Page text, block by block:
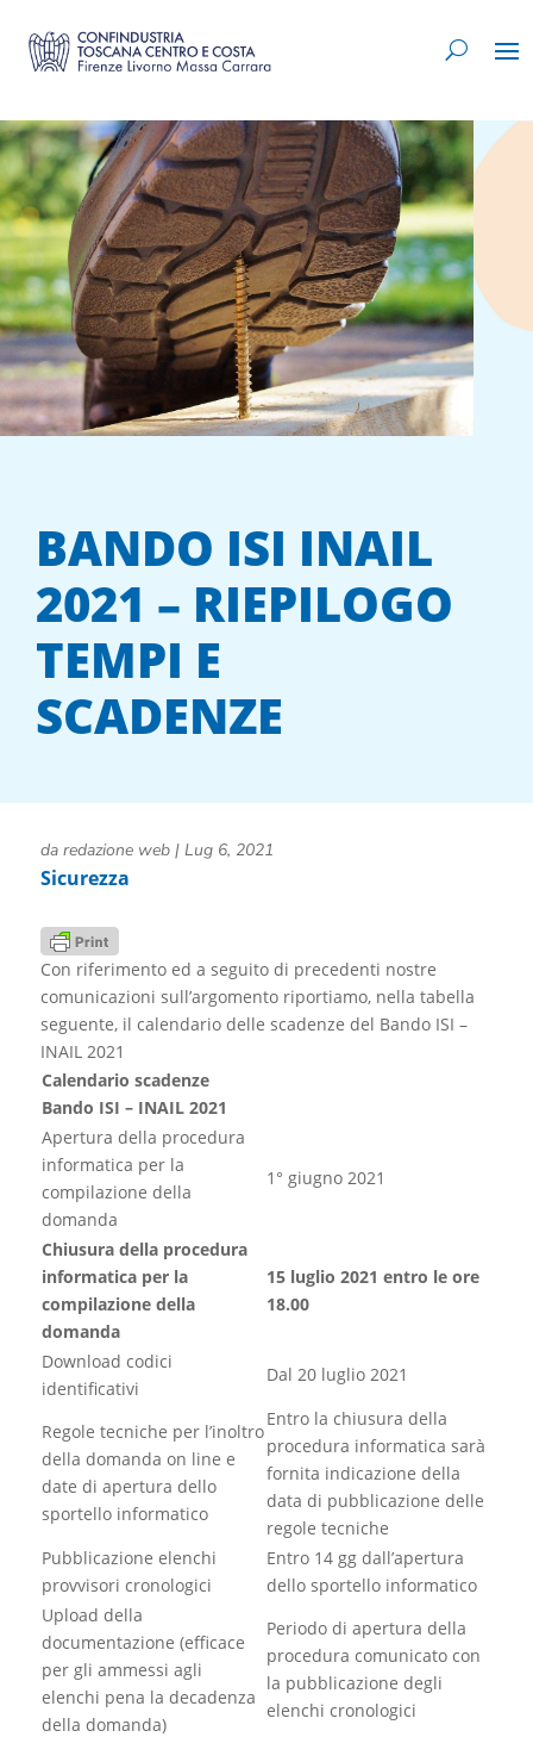
BANDO ISI INAIL
2021 – RIEPILOGO
TEMPI E
SCADENZE
da redazione web| Lug 6, 2021
Sicurezza
Con riferimento ed a seguito di precedenti nostre
comunicazioni sull’argomento riportiamo, nella tabella
seguente, il calendario delle scadenze del Bando ISI –
INAIL 2021
Calendario scadenze
Bando ISI – INAIL 2021
Apertura della procedura
informatica per la
compilazione della
domanda
1° giugno 2021
Chiusura della procedura
informatica per la
compilazione della
domanda
15 luglio 2021 entro le ore
18.00
Download codici
identificativi
Dal 20 luglio 2021
Regole tecniche per l’inoltro
della domanda on line e
date di apertura dello
sportello informatico
Entro la chiusura della
procedura informatica sarà
fornita indicazione della
data di pubblicazione delle
regole tecniche
Pubblicazione elenchi
provvisori cronologici
Entro 14 gg dall’apertura
dello sportello informatico
Upload della
documentazione (efficace
per gli ammessi agli
elenchi pena la decadenza
della domanda)
Periodo di apertura della
procedura comunicato con
la pubblicazione degli
elenchi cronologici